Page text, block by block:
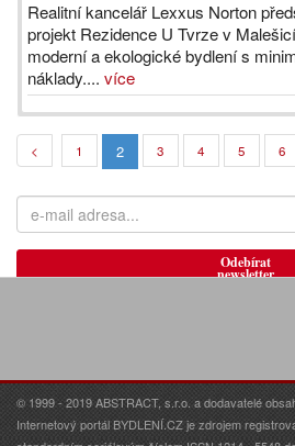
Realitní kancelář Lexxus Norton
projekt Rezidence U Tvrze v
moderní a ekologické bydlení s
náklady.... více
< 1 2 3 4 5 6
Odebírat
newsletter
© 1999 - 2019 ABSTRACT, s.r.o. a dodavatelé
Internetový portál BYDLENÍ.CZ je zdrojem